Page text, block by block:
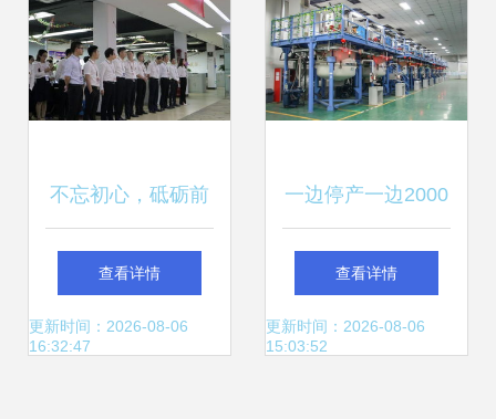
不忘初心，砥砺前
行——热烈庆祝天
鼎证券成立23周年
查看详情
更新时间：2026-08-06
16:32:47
一边停产一边2000
万建新厂 天龙光电
的“保壳”神操作与
查看详情
更新时间：2026-08-06
15:03:52